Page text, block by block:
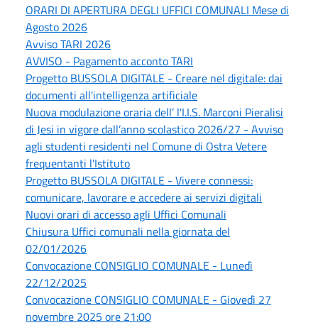
ORARI DI APERTURA DEGLI UFFICI COMUNALI Mese di
Agosto 2026
Avviso TARI 2026
AVVISO - Pagamento acconto TARI
Progetto BUSSOLA DIGITALE - Creare nel digitale: dai
documenti all'intelligenza artificiale
Nuova modulazione oraria dell’ l'I.I.S. Marconi Pieralisi
di Jesi in vigore dall’anno scolastico 2026/27 - Avviso
agli studenti residenti nel Comune di Ostra Vetere
frequentanti l'Istituto
Progetto BUSSOLA DIGITALE - Vivere connessi:
comunicare, lavorare e accedere ai servizi digitali
Nuovi orari di accesso agli Uffici Comunali
Chiusura Uffici comunali nella giornata del
02/01/2026
Convocazione CONSIGLIO COMUNALE - Lunedì
22/12/2025
Convocazione CONSIGLIO COMUNALE - Giovedì 27
novembre 2025 ore 21:00